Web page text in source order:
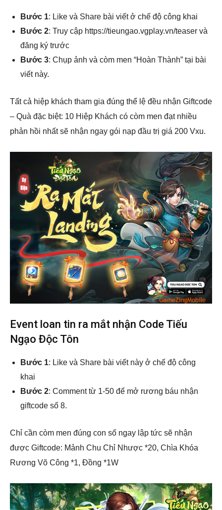
Bước 1: Like và Share bài viết ở chế độ công khai
Bước 2: Truy cập https://tieungao.vgplay.vn/teaser và
đăng ký trước
Bước 3: Chụp ảnh và còm men “Hoàn Thành” tại bài
viết này.
Tất cả hiệp khách tham gia đúng thể lệ đều nhận Giftcode
– Quà đặc biệt: 10 Hiệp Khách có còm men đạt nhiều
phản hồi nhất sẽ nhận ngay gói nạp đầu trị giá 200 Vxu.
Event loan tin ra mắt nhận Code Tiếu
Ngạo Độc Tôn
Bước 1: Like và Share bài viết này ở chế độ công
khai
Bước 2: Comment từ 1-50 để mở rương báu nhận
giftcode số 8.
Chỉ cần còm men đúng con số ngay lập tức sẽ nhận
được Giftcode: Mảnh Chu Chỉ Nhược *20, Chìa Khóa
Rương Võ Công *1, Đồng *1W